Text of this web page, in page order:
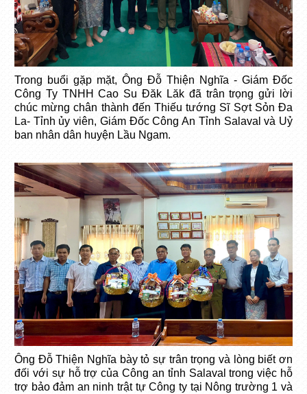
Trong buổi gặp mặt, Ông Đỗ Thiện Nghĩa - Giám Đốc
Công Ty TNHH Cao Su Đăk Lăk đã trân trọng gửi lời
chúc mừng chân thành đến Thiếu tướng Sĩ Sợt Sỏn Đa
La- Tỉnh ủy viên, Giám Đốc Công An Tỉnh Salaval và Uỷ
ban nhân dân huyện Lầu Ngam.
Ông Đỗ Thiện Nghĩa bày tỏ sự trân trọng và lòng biết ơn
đối với sự hỗ trợ của Công an tỉnh Salaval trong việc hỗ
trợ bảo đảm an ninh trật tự Công ty tại Nông trường 1 và